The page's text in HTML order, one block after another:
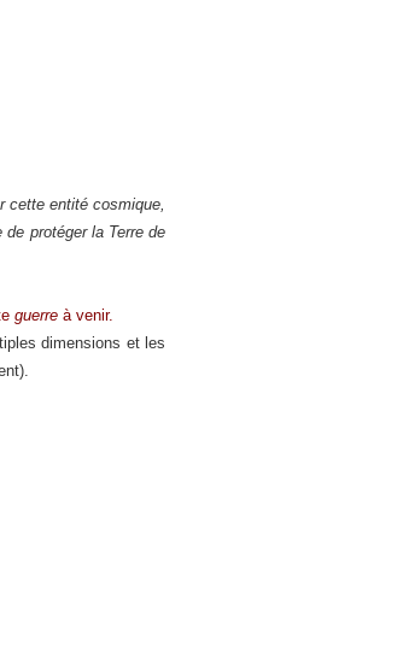
cette entité cosmique,
protéger la Terre de
guerre à venir.
dimensions et les